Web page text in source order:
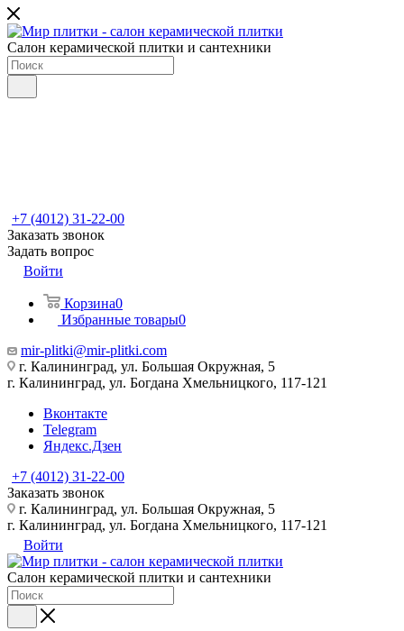
Салон керамической плитки и сантехники
+7 (4012) 31-22-00
Заказать звонок
Задать вопрос
Войти
Корзина0
Избранные товары0
mir-plitki@mir-plitki.com
г. Калининград, ул. Большая Окружная, 5
г. Калининград, ул. Богдана Хмельницкого, 117-121
Вконтакте
Telegram
Яндекс.Дзен
+7 (4012) 31-22-00
Заказать звонок
г. Калининград, ул. Большая Окружная, 5
г. Калининград, ул. Богдана Хмельницкого, 117-121
Войти
Салон керамической плитки и сантехники